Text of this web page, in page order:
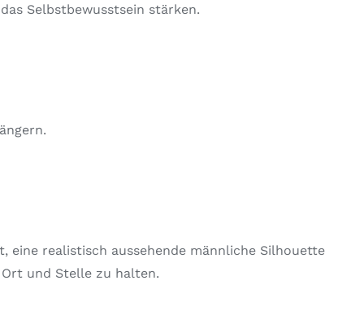
Selbstbewusstsein stärken.
eine realistisch aussehende männliche Silhouette
und Stelle zu halten.